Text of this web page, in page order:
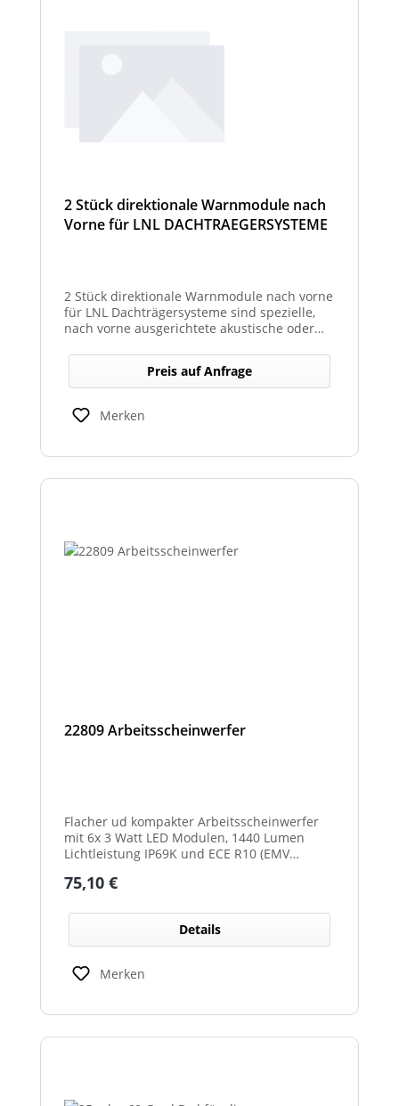
2 Stück direktionale Warnmodule nach
Vorne für LNL DACHTRAEGERSYSTEME
2 Stück direktionale Warnmodule nach vorne
für LNL Dachträgersysteme sind spezielle,
nach vorne ausgerichtete akustische oder
montiert werden, um in Fahrtrichtung
gezielte Warnsignale auszugeben. Sie
erhöhen die Sicht- und Hörbarkeit kritischer
Hinweise für Fahrer und Umfeld und sind
kompatibel mit den LNL-Trägersystemen zur
Einsatzfahrten.
Preis auf Anfrage
Merken
22809 Arbeitsscheinwerfer
Flacher ud kompakter Arbeitsscheinwerfer
mit 6x 3 Watt LED Modulen, 1440 Lumen
Lichtleistung IP69K und ECE R10 (EMV
Scheinwerfer auch über eine ECE R23
Rückfahrscheinwerfer im Geltungsbereich
der StVO zugelassen.
Regulärer Preis:
75,10 €
Details
Merken